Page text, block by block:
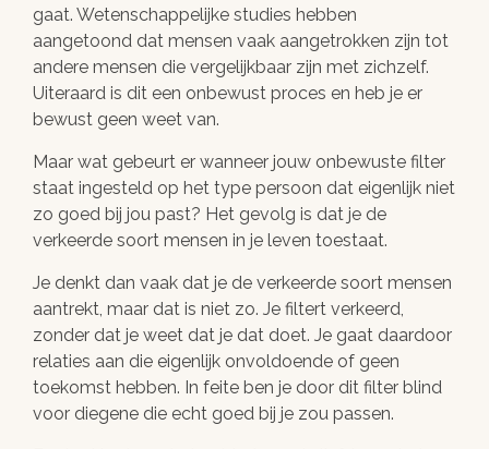
gaat. Wetenschappelijke studies hebben
aangetoond dat mensen vaak aangetrokken zijn tot
andere mensen die vergelijkbaar zijn met zichzelf.
Uiteraard is dit een onbewust proces en heb je er
bewust geen weet van.
Maar wat gebeurt er wanneer jouw onbewuste filter
staat ingesteld op het type persoon dat eigenlijk niet
zo goed bij jou past? Het gevolg is dat je de
verkeerde soort mensen in je leven toestaat.
Je denkt dan vaak dat je de verkeerde soort mensen
aantrekt, maar dat is niet zo. Je filtert verkeerd,
zonder dat je weet dat je dat doet. Je gaat daardoor
relaties aan die eigenlijk onvoldoende of geen
toekomst hebben. In feite ben je door dit filter blind
voor diegene die echt goed bij je zou passen.